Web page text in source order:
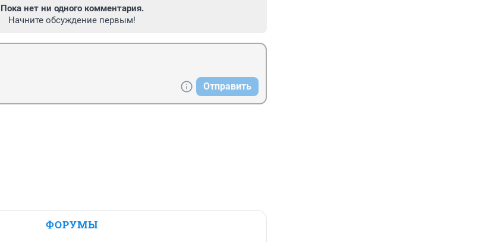
Пока нет ни одного комментария.
Начните обсуждение первым!
Отправить
ФОРУМЫ